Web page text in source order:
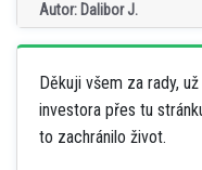
Autor: Dalibor J.
Děkuji všem za rady,
investora přes tu
to zachránilo život.